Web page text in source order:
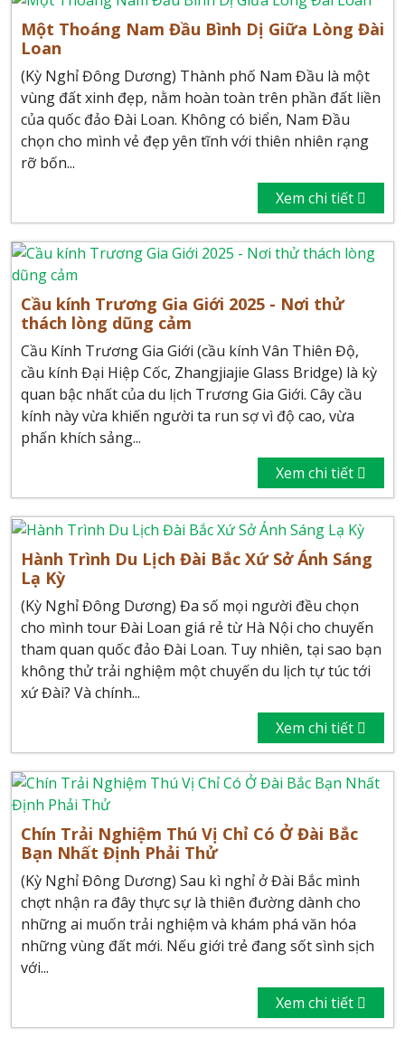
Một Thoáng Nam Đầu Bình Dị Giữa Lòng Đài
Loan
(Kỳ Nghỉ Đông Dương) Thành phố Nam Đầu là một
vùng đất xinh đẹp, nằm hoàn toàn trên phần đất liền
của quốc đảo Đài Loan. Không có biển, Nam Đầu
chọn cho mình vẻ đẹp yên tĩnh với thiên nhiên rạng
rỡ bốn...
Xem chi tiết
Cầu kính Trương Gia Giới 2025 - Nơi thử
thách lòng dũng cảm
Cầu Kính Trương Gia Giới (cầu kính Vân Thiên Độ,
cầu kính Đại Hiệp Cốc, Zhangjiajie Glass Bridge) là kỳ
quan bậc nhất của du lịch Trương Gia Giới. Cây cầu
kính này vừa khiến người ta run sợ vì độ cao, vừa
phấn khích sảng...
Xem chi tiết
Hành Trình Du Lịch Đài Bắc Xứ Sở Ánh Sáng
Lạ Kỳ
(Kỳ Nghỉ Đông Dương) Đa số mọi người đều chọn
cho mình tour Đài Loan giá rẻ từ Hà Nội cho chuyến
tham quan quốc đảo Đài Loan. Tuy nhiên, tại sao bạn
không thử trải nghiệm một chuyến du lịch tự túc tới
xứ Đài? Và chính...
Xem chi tiết
Chín Trải Nghiệm Thú Vị Chỉ Có Ở Đài Bắc
Bạn Nhất Định Phải Thử
(Kỳ Nghỉ Đông Dương) Sau kì nghỉ ở Đài Bắc mình
chợt nhận ra đây thực sự là thiên đường dành cho
những ai muốn trải nghiệm và khám phá văn hóa
những vùng đất mới. Nếu giới trẻ đang sốt sình sịch
với...
Xem chi tiết